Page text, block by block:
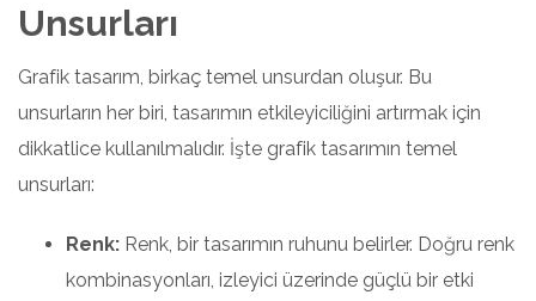
Unsurları
Grafik tasarım, birkaç temel unsurdan oluşur. Bu
unsurların her biri, tasarımın etkileyiciliğini artırmak için
dikkatlice kullanılmalıdır. İşte grafik tasarımın temel
unsurları:
Renk: Renk, bir tasarımın ruhunu belirler. Doğru renk
kombinasyonları, izleyici üzerinde güçlü bir etki